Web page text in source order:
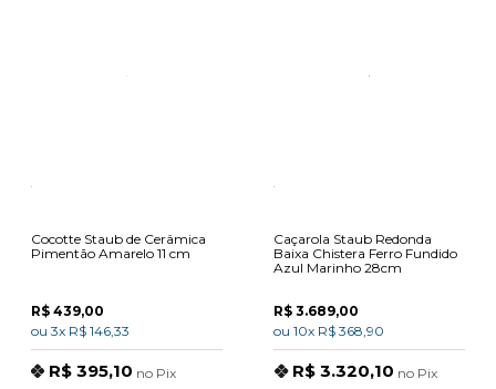
Cocotte Staub de Cerâmica
Pimentão Amarelo 11 cm
R$ 439,00
ou 3x R$ 146,33
R$ 395,10 no Pix
Caçarola Staub Redonda
Baixa Chistera Ferro Fundido
Azul Marinho 28cm
R$ 3.689,00
ou 10x R$ 368,90
R$ 3.320,10 no Pix